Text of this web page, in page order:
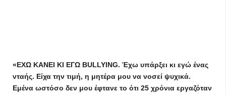
«ΕΧΩ ΚΑΝΕΙ ΚΙ ΕΓΩ BULLYING. Έχω υπάρξει κι εγώ ένας
νταής. Είχα την τιμή, η μητέρα μου να νοσεί ψυχικά.
Εμένα ωστόσο δεν μου έφτανε το ότι 25 χρόνια εργαζόταν